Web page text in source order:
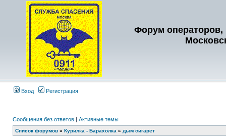
Форум операторов,
Вход Регистрация
Сообщения без ответов | Активные темы
Список форумов » Курилка - Барахолка » дым сигарет